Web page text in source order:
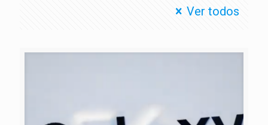
Ver todos